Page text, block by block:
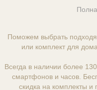
Поможем выбрать
или комплект для
Всегда в наличии более
смартфонов и часов.
скидка на комплекты и